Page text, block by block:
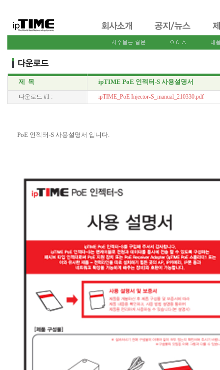
제 목 ipTIME PoE 인젝터-S 사용설명서
다운로드 #1 : ipTIME_PoE Injector-S_manual_210330.pdf
PoE 인젝터-S 사용설명서 입니다.